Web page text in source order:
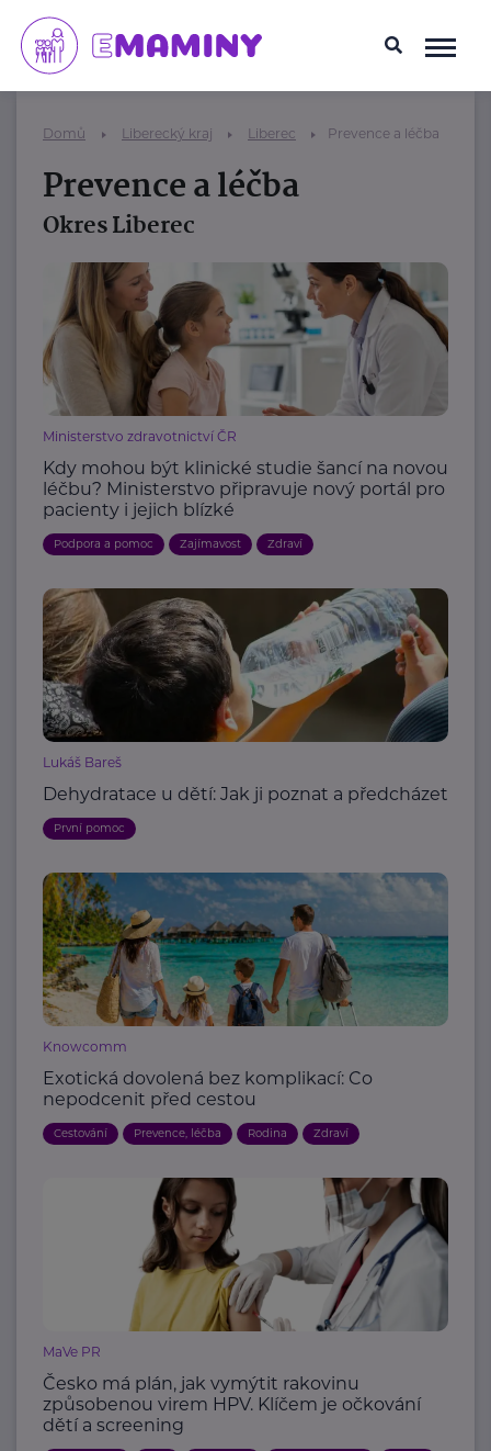
Domů Liberecký kraj Liberec Prevence a léčba
Prevence a léčba
Okres Liberec
Ministerstvo zdravotnictví ČR
Kdy mohou být klinické studie šancí na novou
léčbu? Ministerstvo připravuje nový portál pro
pacienty i jejich blízké
Podpora a pomoc Zajímavost Zdraví
Lukáš Bareš
Dehydratace u dětí: Jak ji poznat a předcházet
První pomoc
Knowcomm
Exotická dovolená bez komplikací: Co
nepodcenit před cestou
Cestování Prevence, léčba Rodina Zdraví
MaVe PR
Česko má plán, jak vymýtit rakovinu
způsobenou virem HPV. Klíčem je očkování
dětí a screening